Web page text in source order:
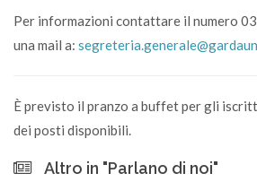
Per informazioni contattare il numero
una mail a:
È previsto il pranzo a buffet per gli
dei posti disponibili.
Altro in "Parlano di noi"